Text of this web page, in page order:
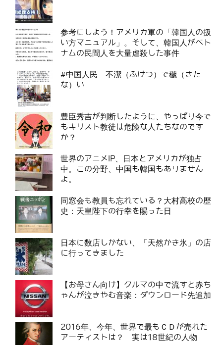
参考にしよう！アメリカ軍の「韓国人の扱
い方マニュアル」。そして、韓国人がベト
ナムの民間人を大量虐殺した事件
#中国人民 不潔（ふけつ）で穢（きた
な）い
豊臣秀吉が判断したように、やっぱり今で
もキリスト教徒は危険な人たちなのです
か？
世界のアニメIP、日本とアメリカが独占
中。この分野、中国も韓国もありません
よ。
同窓会も教員も忘れている？大村高校の歴
史：天皇陛下の行幸を賜った日
日本に数店しかない、「天然かき氷」の店
に行ってきました
【お母さん向け】クルマの中で流すと赤ち
ゃんが泣きやむ音楽：ダウンロード先追加
2016年、今年、世界で最もＣＤが売れた
アーティストは？ 実は18世紀の人物